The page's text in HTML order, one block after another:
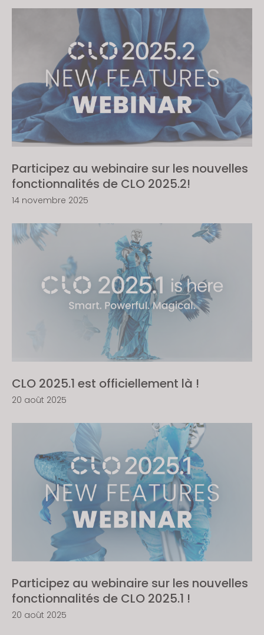
Participez au webinaire sur les nouvelles
fonctionnalités de CLO 2025.2!
14 novembre 2025
CLO 2025.1 est officiellement là !
20 août 2025
Participez au webinaire sur les nouvelles
fonctionnalités de CLO 2025.1 !
20 août 2025